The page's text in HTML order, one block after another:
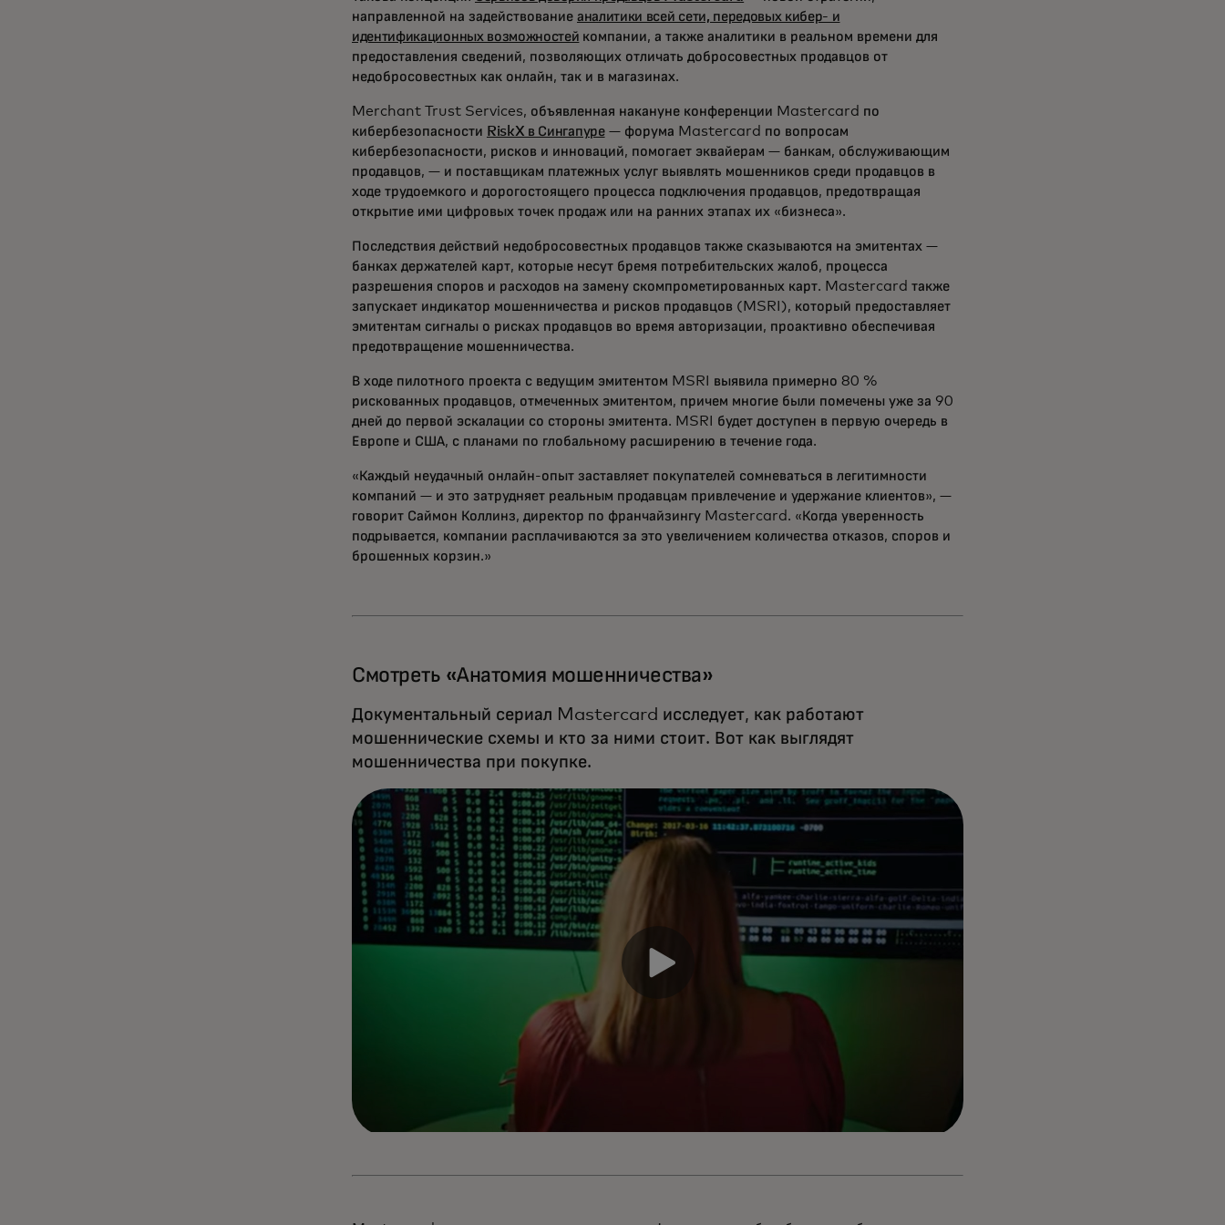
направленной на задействование аналитики всей сети, передовых кибер- и
идентификационных возможностей компании, а также аналитики в реальном времени для
предоставления сведений, позволяющих отличать добросовестных продавцов от
недобросовестных как онлайн, так и в магазинах.
Merchant Trust Services, объявленная накануне конференции Mastercard по
кибербезопасности RiskX в Сингапуре— форума Mastercard по вопросам
кибербезопасности, рисков и инноваций, помогает эквайерам — банкам, обслуживающим
продавцов, — и поставщикам платежных услуг выявлять мошенников среди продавцов в
ходе трудоемкого и дорогостоящего процесса подключения продавцов, предотвращая
открытие ими цифровых точек продаж или на ранних этапах их «бизнеса».
Последствия действий недобросовестных продавцов также сказываются на эмитентах —
банках держателей карт, которые несут бремя потребительских жалоб, процесса
разрешения споров и расходов на замену скомпрометированных карт. Mastercard также
запускает индикатор мошенничества и рисков продавцов (MSRI), который предоставляет
эмитентам сигналы о рисках продавцов во время авторизации, проактивно обеспечивая
предотвращение мошенничества.
В ходе пилотного проекта с ведущим эмитентом MSRI выявила примерно 80 %
рискованных продавцов, отмеченных эмитентом, причем многие были помечены уже за 90
дней до первой эскалации со стороны эмитента. MSRI будет доступен в первую очередь в
Европе и США, с планами по глобальному расширению в течение года.
«Каждый неудачный онлайн-опыт заставляет покупателей сомневаться в легитимности
компаний — и это затрудняет реальным продавцам привлечение и удержание клиентов», —
говорит Саймон Коллинз, директор по франчайзингу Mastercard. «Когда уверенность
подрывается, компании расплачиваются за это увеличением количества отказов, споров и
брошенных корзин.»
Смотреть «Анатомия мошенничества»
Документальный сериал Mastercard исследует, как работают
мошеннические схемы и кто за ними стоит. Вот как выглядят
мошенничества при покупке.